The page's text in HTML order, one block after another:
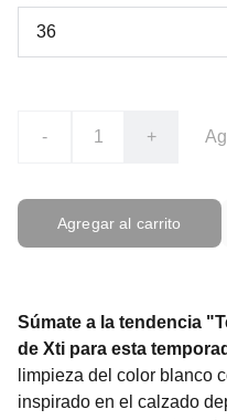
- +
Agregar al carrito
Súmate a la tendencia
de Xti para esta
limpieza del color blanco
inspirado en el calzado